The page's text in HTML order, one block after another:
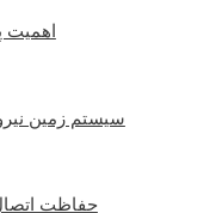
اهمیت
سیستم زمین
حفاظت